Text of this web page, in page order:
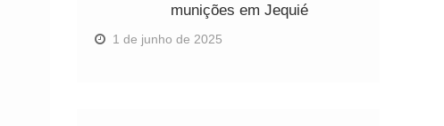
munições em Jequié
1 de junho de 2025